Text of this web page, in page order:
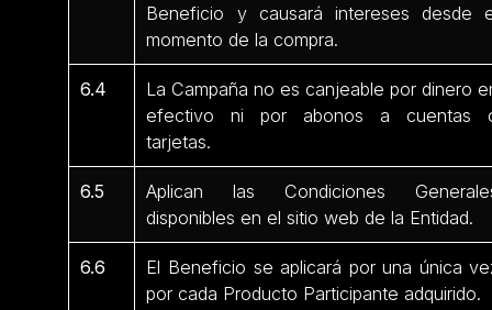
Beneficio y causará intereses desde
momento de la compra.
6.4
La Campaña no es canjeable por dinero
efectivo ni por abonos a cuentas
tarjetas.
6.5
Aplican las Condiciones
disponibles en el sitio web de la Entidad.
6.6
El Beneficio se aplicará por una única
por cada Producto Participante adquirido.